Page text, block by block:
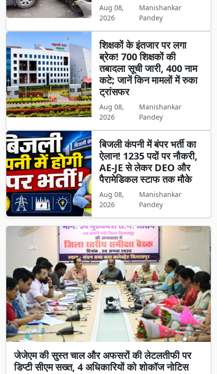
Aug 08,
2026
Manishankar
Pandey
शिक्षकों के इंतजार पर लगा
ब्रेक! 700 शिक्षकों की
तबादला सूची जारी, 400 नाम
कटे; जानें किन मामलों में रुका
ट्रांसफर
Aug 08,
2026
Manishankar
Pandey
बिजली कंपनी में बंपर भर्ती का
ऐलान! 1235 पदों पर नौकरी,
AE-JE से लेकर DEO और
पैरामेडिकल स्टाफ तक मौके
Aug 08,
2026
Manishankar
Pandey
जेजेएम की सुस्त चाल और अफसरों की लेटलतीफी पर
डिप्टी सीएम सख्त, 4 अधिकारियों को शोकॉज नोटिस